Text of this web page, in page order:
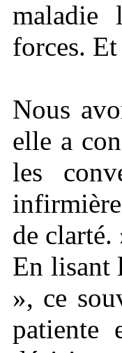
maladie
forces.
Nous
elle a
les
de clarté.
En lisant
», ce
patiente